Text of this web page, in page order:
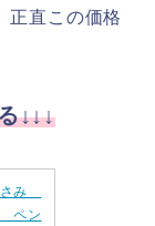
正直この価格
↓↓↓
さみ
ペン